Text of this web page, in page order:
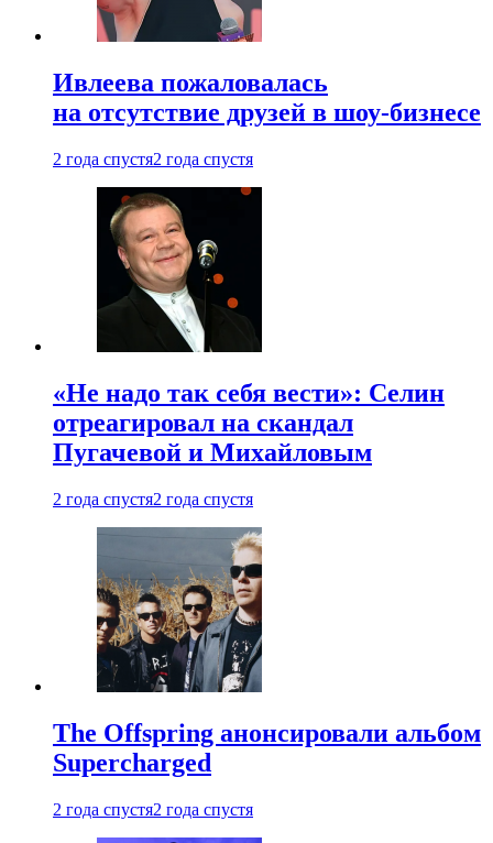
Ивлеева пожаловалась
на отсутствие друзей в шоу-бизнесе
2 года спустя2 года спустя
«Не надо так себя вести»: Селин
отреагировал на скандал
Пугачевой и Михайловым
2 года спустя2 года спустя
The Offspring анонсировали альбом
Supercharged
2 года спустя2 года спустя